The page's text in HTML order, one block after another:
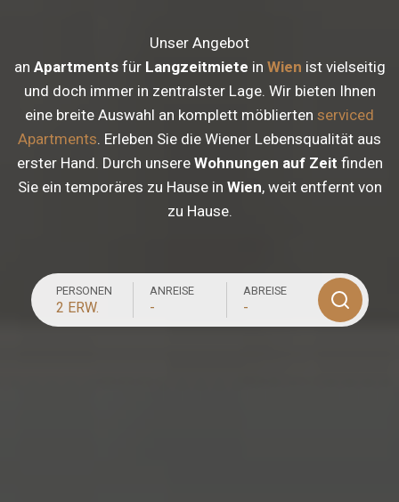
Unser Angebot
an Apartmentsfür Langzeitmiete in Wien ist vielseitig
und doch immer in zentralster Lage. Wir bieten Ihnen
eine breite Auswahl an komplett möblierten serviced
Apartments. Erleben Sie die Wiener Lebensqualität aus
erster Hand. Durch unsere Wohnungen auf Zeit finden
Sie ein temporäres zu Hause in Wien, weit entfernt von
zu Hause.
PERSONEN
2 ERW.
ANREISE
-
ABREISE
-